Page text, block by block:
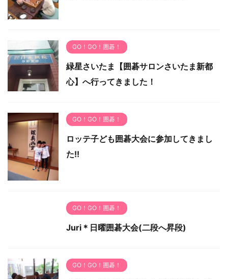
GO！GO！囲碁！
緑星さいたま【囲碁サロンさいたま新都
心】へ行ってきました！
GO！GO！囲碁！
ロッテ子ども囲碁大会に参加してきまし
た!!
GO！GO！囲碁！
Juri＊日曜囲碁大会(二段へ昇段)
GO！GO！囲碁！